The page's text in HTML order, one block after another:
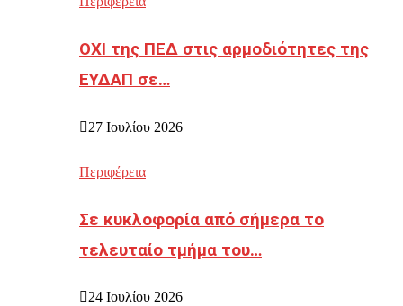
ΟΧΙ της ΠΕΔ στις αρμοδιότητες της
ΕΥΔΑΠ σε…
27 Ιουλίου 2026
Περιφέρεια
Σε κυκλοφορία από σήμερα το
τελευταίο τμήμα του…
24 Ιουλίου 2026